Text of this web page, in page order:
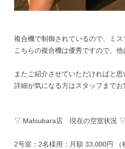
複合機で制御されているので、ミ
こちらの複合機は優秀ですので、
またご紹介させていただければと
詳細が気になる方はスタッフまで
▽ Matsubara店 現在の空室状況
2号室：2名様用：月額 33,000円 （